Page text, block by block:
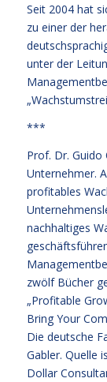
Seit 2004 hat
zu einer der
unter der
***
Prof. Dr. Guido
Unternehmer.
profitables
nachhaltiges
zwölf Bücher
„Profitable
Bring Your
Die deutsche
Gabler. Quelle
Dollar